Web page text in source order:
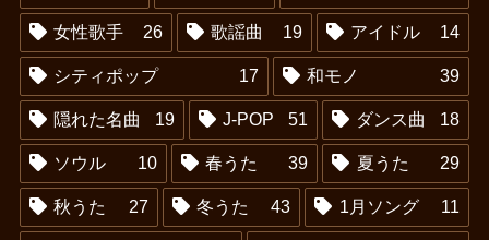
女性歌手 26 歌謡曲 19 アイドル 14
シティポップ 17 和モノ 39
隠れた名曲 19 J-POP 51 ダンス曲 18
ソウル 10 春うた 39 夏うた 29
秋うた 27 冬うた 43 1月ソング 11